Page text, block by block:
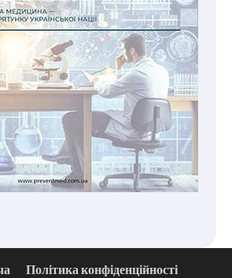
Політика конфіденційності